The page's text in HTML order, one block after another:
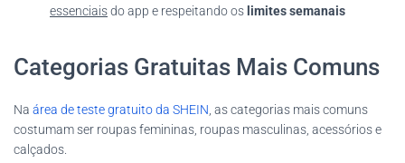
essenciaisdo app e respeitando os limites semanais
Categorias Gratuitas Mais Comuns
Na área de teste gratuito da SHEIN, as categorias mais comuns
costumam ser roupas femininas, roupas masculinas, acessórios e
calçados.